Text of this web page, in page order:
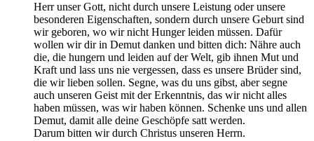
Herr unser Gott, nicht durch unsere Leistung oder unsere
besonderen Eigenschaften, sondern durch unsere Geburt sind
wir geboren, wo wir nicht Hunger leiden müssen. Dafür
wollen wir dir in Demut danken und bitten dich: Nähre auch
die, die hungern und leiden auf der Welt, gib ihnen Mut und
Kraft und lass uns nie vergessen, dass es unsere Brüder sind,
die wir lieben sollen. Segne, was du uns gibst, aber segne
auch unseren Geist mit der Erkenntnis, das wir nicht alles
haben müssen, was wir haben können. Schenke uns und allen
Demut, damit alle deine Geschöpfe satt werden.
Darum bitten wir durch Christus unseren Herrn.